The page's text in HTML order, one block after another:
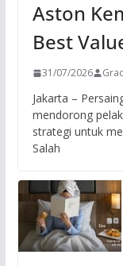
Aston
Best
31/07/2026
Jakarta –
mendorong
strategi untuk
Salah